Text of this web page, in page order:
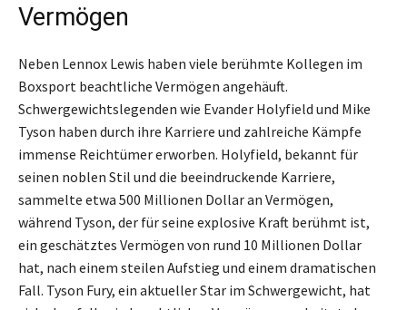
Vermögen
Neben Lennox Lewis haben viele berühmte Kollegen im
Boxsport beachtliche Vermögen angehäuft.
Schwergewichtslegenden wie Evander Holyfield und Mike
Tyson haben durch ihre Karriere und zahlreiche Kämpfe
immense Reichtümer erworben. Holyfield, bekannt für
seinen noblen Stil und die beeindruckende Karriere,
sammelte etwa 500 Millionen Dollar an Vermögen,
während Tyson, der für seine explosive Kraft berühmt ist,
ein geschätztes Vermögen von rund 10 Millionen Dollar
hat, nach einem steilen Aufstieg und einem dramatischen
Fall. Tyson Fury, ein aktueller Star im Schwergewicht, hat